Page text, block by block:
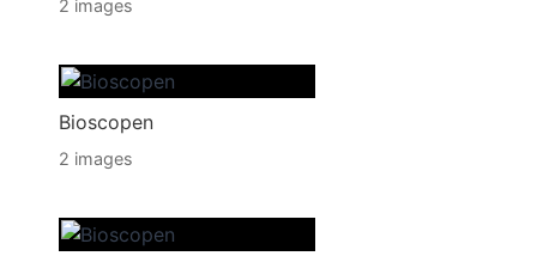
2 images
Bioscopen
2 images